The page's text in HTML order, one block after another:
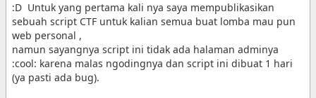
:D Untuk yang pertama kali nya saya mempublikasikan
sebuah script CTF untuk kalian semua buat lomba mau pun
web personal ,
namun sayangnya script ini tidak ada halaman adminya
:cool: karena malas ngodingnya dan script ini dibuat 1 hari
(ya pasti ada bug).